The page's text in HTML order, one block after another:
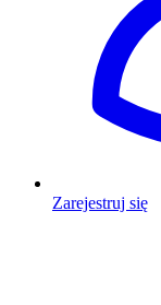
Zarejestruj się